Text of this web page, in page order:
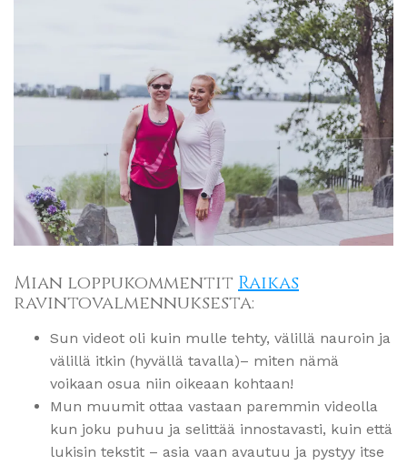
Mian loppukommentit Raikas
ravintovalmennuksesta:
Sun videot oli kuin mulle tehty, välillä nauroin ja
välillä itkin (hyvällä tavalla)– miten nämä
voikaan osua niin oikeaan kohtaan!
Mun muumit ottaa vastaan paremmin videolla
kun joku puhuu ja selittää innostavasti, kuin että
lukisin tekstit – asia vaan avautuu ja pystyy itse